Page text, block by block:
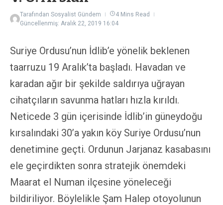
Tarafından Sosyalist Gündem
4 Mins Read
Güncellenmiş: Aralık 22, 2019 16:04
Suriye Ordusu’nun İdlib’e yönelik beklenen
taarruzu 19 Aralık’ta başladı. Havadan ve
karadan ağır bir şekilde saldırıya uğrayan
cihatçıların savunma hatları hızla kırıldı.
Neticede 3 gün içerisinde İdlib’in güneydoğu
kırsalındaki 30’a yakın köy Suriye Ordusu’nun
denetimine geçti. Ordunun Jarjanaz kasabasını
ele geçirdikten sonra stratejik önemdeki
Maarat el Numan ilçesine yöneleceği
bildiriliyor. Böylelikle Şam Halep otoyolunun